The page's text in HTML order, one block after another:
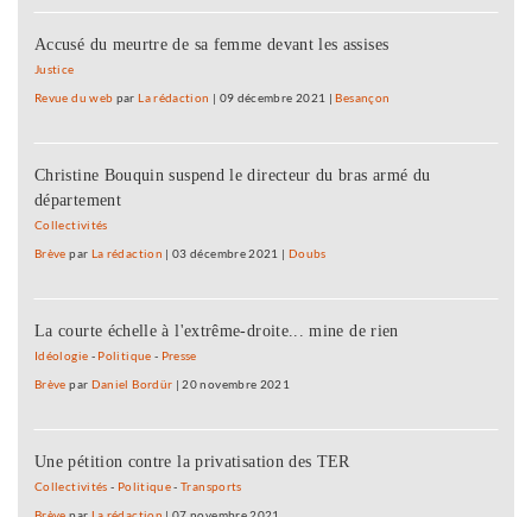
Accusé du meurtre de sa femme devant les assises
Justice
Revue du web par La rédaction 09 décembre 2021 Besançon
Christine Bouquin suspend le directeur du bras armé du
département
Collectivités
Brève par La rédaction |03 décembre 2021 Doubs
La courte échelle à l'extrême-droite... mine de rien
Idéologie - Politique - Presse
Brève par Daniel Bordür |20 novembre 2021
Une pétition contre la privatisation des TER
Collectivités - Politique-Transports